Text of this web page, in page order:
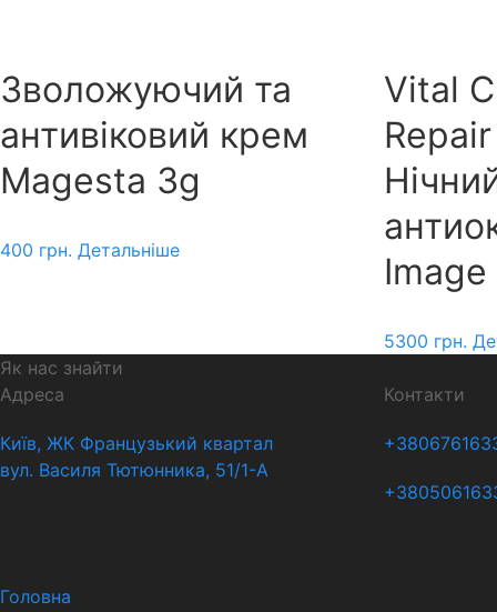
Зволожуючий та
антивіковий крем
Magesta 3g
400 грн. Детальніше
Vital
5300 грн.
Як нас знайти
Адреса
Київ, ЖК Французький квартал
вул. Василя Тютюнника, 51/1-А
Контакти
Головна